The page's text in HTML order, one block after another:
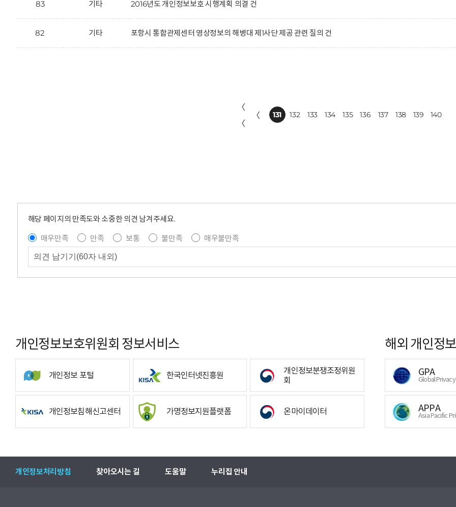
83 기타 2016년도 개인정보보호 시행계획 의결 건
82 기타 포항시 통합관제센터 영상정보의 해병대 제1사단 제공 관련 질의 건
〈
〈
〈 131 132 133 134 135 136 137 138 139 140
해당 페이지의 만족도와 소중한 의견 남겨주세요.
매우만족
만족 보통 불만족 매우불만족
개인정보보호위원회 정보서비스
개인정보 포털 한국인터넷진흥원
개인정보분쟁조정위원
회
개인정보침해신고센터 가명정보지원플랫폼 온마이데이터
해외 개인정
GPA
Global
APPA
Asia Pacific
개인정보처리방침 찾아오시는 길 도움말 누리집 안내